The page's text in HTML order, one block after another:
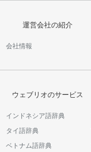
運営会社の紹介
会社情報
ウェブリオのサービス
インドネシア語辞典
タイ語辞典
ベトナム語辞典